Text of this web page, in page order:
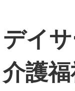
デイ
護福